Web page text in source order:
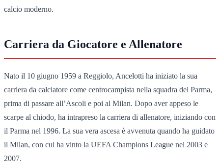
calcio moderno.
Carriera da Giocatore e Allenatore
Nato il 10 giugno 1959 a Reggiolo, Ancelotti ha iniziato la sua
carriera da calciatore come centrocampista nella squadra del Parma,
prima di passare all’Ascoli e poi al Milan. Dopo aver appeso le
scarpe al chiodo, ha intrapreso la carriera di allenatore, iniziando con
il Parma nel 1996. La sua vera ascesa è avvenuta quando ha guidato
il Milan, con cui ha vinto la UEFA Champions League nel 2003 e
2007.